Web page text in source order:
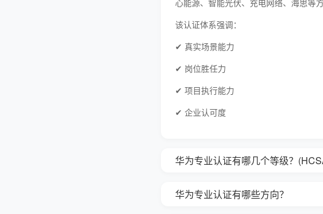
心能源、智能光伏、充电网络、海思等方
该认证体系强调：
✔ 真实场景能力
✔ 岗位胜任力
✔ 项目执行能力
✔ 企业认可度
华为专业认证有哪几个等级？
华为专业认证有哪些方向？